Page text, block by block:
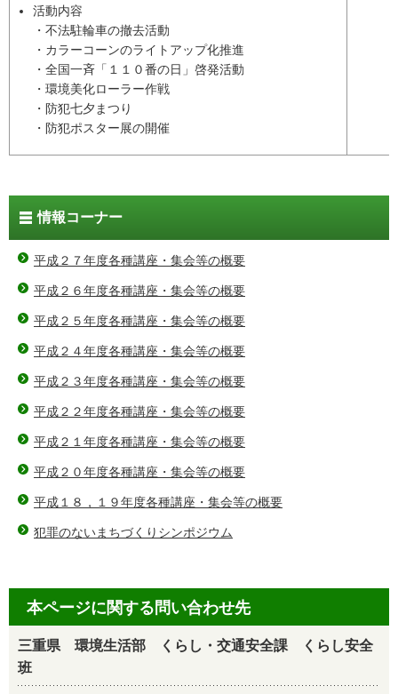
活動内容
・不法駐輪車の撤去活動
・カラーコーンのライトアップ化推進
・全国一斉「１１０番の日」啓発活動
・環境美化ローラー作戦
・防犯七夕まつり
・防犯ポスター展の開催
情報コーナー
平成２７年度各種講座・集会等の概要
平成２６年度各種講座・集会等の概要
平成２５年度各種講座・集会等の概要
平成２４年度各種講座・集会等の概要
平成２３年度各種講座・集会等の概要
平成２２年度各種講座・集会等の概要
平成２１年度各種講座・集会等の概要
平成２０年度各種講座・集会等の概要
平成１８，１９年度各種講座・集会等の概要
犯罪のないまちづくりシンポジウム
本ページに関する問い合わせ先
三重県 環境生活部 くらし・交通安全課 くらし安全
班